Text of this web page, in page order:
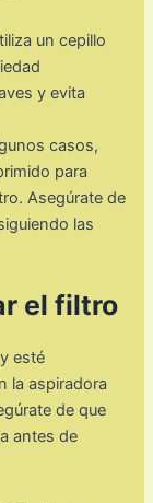
un cepillo
y evita
casos,
para
Asegúrate de
las
el filtro
esté
la aspiradora
de que
antes de